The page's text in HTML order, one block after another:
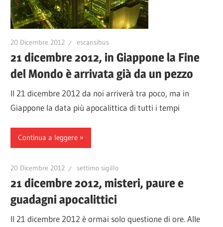
20 Dicembre 2012 escansibus
21 dicembre 2012, in Giappone la Fine
del Mondo è arrivata già da un pezzo
Il 21 dicembre 2012 da noi arriverà tra poco, ma in
Giappone la data più apocalittica di tutti i tempi
Continua a leggere
20 Dicembre 2012 settimo sigillo
21 dicembre 2012, misteri, paure e
guadagni apocalittici
Il 21 dicembre 2012 è ormai solo questione di ore. Alle